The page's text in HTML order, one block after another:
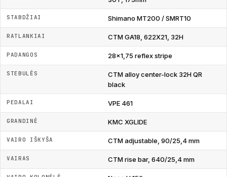
STABDŽIAI Shimano MT200 / SMRT10
RATLANKIAI CTM GA18, 622X21, 32H
PADANGOS 28x1,75 reflex stripe
STEBULĖS
CTM alloy center-lock 32H QR
black
PEDALAI VPE 461
GRANDINĖ KMC XGLIDE
VAIRO IŠKYŠA CTM adjustable, 90/25,4 mm
VAIRAS CTM rise bar, 640/25,4 mm